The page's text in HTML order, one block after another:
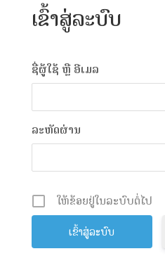
ເຂົ້າສູ່ລະບົບ
ຊື່ຜູ້ໃຊ້ ຫຼື ອີເມລ
ລະຫັດຜ່ານ
ໃຫ້ຂ້ອຍຢູ່ໃນລະບົບຕໍ່ໄປ